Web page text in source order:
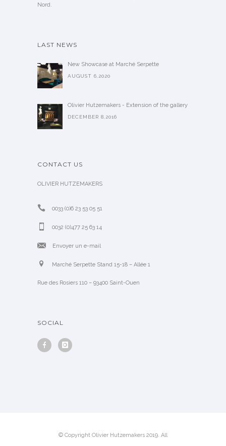
Nord.
LAST NEWS
New Showcase at Marché Serpette
AUGUST 6,2020
Olivier Hutzemakers - Extension of the gallery
DECEMBER 8,2016
CONTACT US
OLIVIER HUTZEMAKERS
0033 (0)6 23 53 05 51
0032 (0)477 25 63 14
Envoyer un e-mail
Marché Serpette Stand 15-18 – Allée 1
Rue des Rosiers 110 – 93400 Saint-Ouen
SOCIAL
© Copyright Olivier Hutzemakers 2019. All